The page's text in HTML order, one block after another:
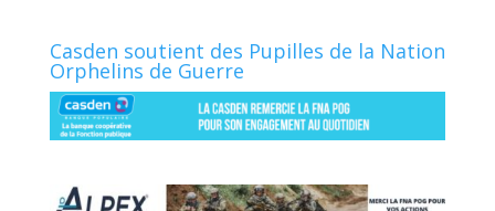
Casden soutient des Pupilles de la Nation
Orphelins de Guerre